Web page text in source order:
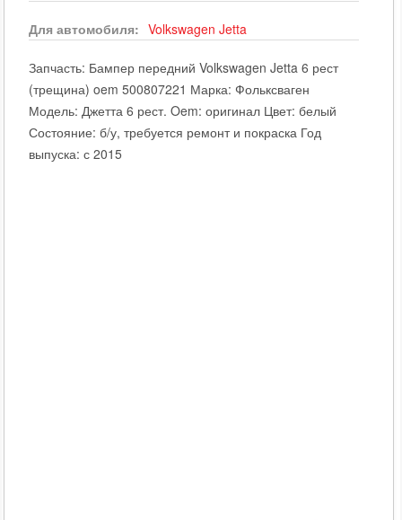
Для автомобиля: Volkswagen Jetta
Запчасть: Бампер передний Volkswagen Jetta 6 рест
(трещина) oem 500807221 Марка: Фольксваген
Модель: Джетта 6 рест. Oem: оригинал Цвет: белый
Состояние: б/у, требуется ремонт и покраска Год
выпуска: с 2015